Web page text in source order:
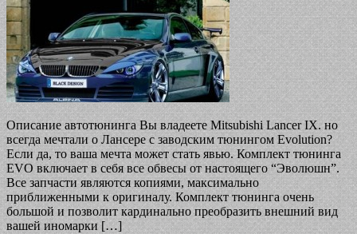
Описание автотюнинга Вы владеете Mitsubishi Lancer IX. но
всегда мечтали о Лансере с заводским тюнингом Evolution?
Если да, то ваша мечта может стать явью. Комплект тюнинга
EVO включает в себя все обвесы от настоящего “Эволюшн”.
Все запчасти являются копиями, максимально
приближенными к оригиналу. Комплект тюнинга очень
большой и позволит кардинально преобразить внешний вид
вашей иномарки […]